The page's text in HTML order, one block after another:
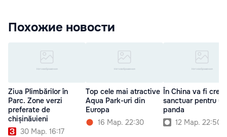
Похожие новости
Ziua Plimbărilor în
Parc. Zone verzi
preferate de
chișinăuieni
30 Мар. 16:17
Top cele mai atractive
Aqua Park-uri din
Europa
16 Мар. 22:30
În China va fi
sanctuar pentru
panda
12 Мар. 22:50